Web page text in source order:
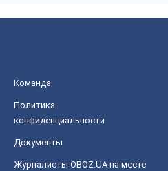
Команда
Политика
конфиденциальности
Документы
Журналисты OBOZ.UA на месте